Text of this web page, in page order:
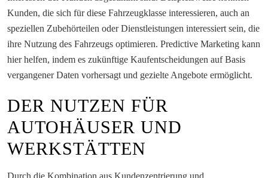
Kunden, die sich für diese Fahrzeugklasse interessieren, auch an
speziellen Zubehörteilen oder Dienstleistungen interessiert sein, die
ihre Nutzung des Fahrzeugs optimieren. Predictive Marketing kann
hier helfen, indem es zukünftige Kaufentscheidungen auf Basis
vergangener Daten vorhersagt und gezielte Angebote ermöglicht.
DER NUTZEN FÜR
AUTOHÄUSER UND
WERKSTÄTTEN
Durch die Kombination aus Kundenzentrierung und